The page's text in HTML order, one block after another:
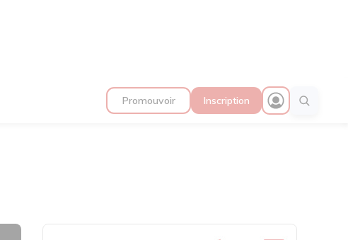
Promouvoir Inscription